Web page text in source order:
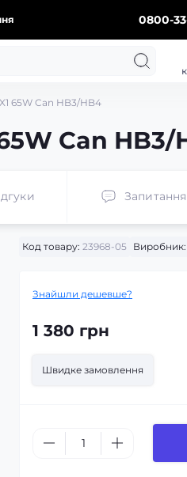
0800-
65W Can HB3/HB4
Can HB3/
Запитання
Код товару: 23968-05 Виробник:
Знайшли дешевше?
1 380 грн
Швидке замовлення